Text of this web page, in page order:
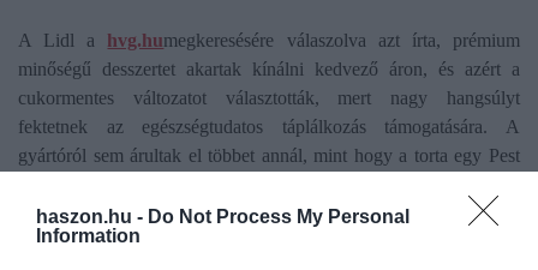
haszon.hu - Do Not Process My Personal
Information
A Lidl a hvg.humegkeresésére válaszolva azt írta, prémium
minőségű desszertet akartak kínálni kedvező áron, és azért a
cukormentes változatot választották, mert nagy hangsúlyt
fektetnek az egészségtudatos táplálkozás támogatására. A
gyártóról sem árultak el többet annál, mint hogy a torta egy Pest